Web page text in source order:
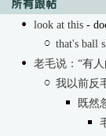
look at this -
that's ball
老毛说：“有
我以前反
既然